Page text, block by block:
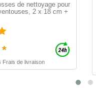
de nettoyage pour
2 x 18 cm +
*
Frais de livraison